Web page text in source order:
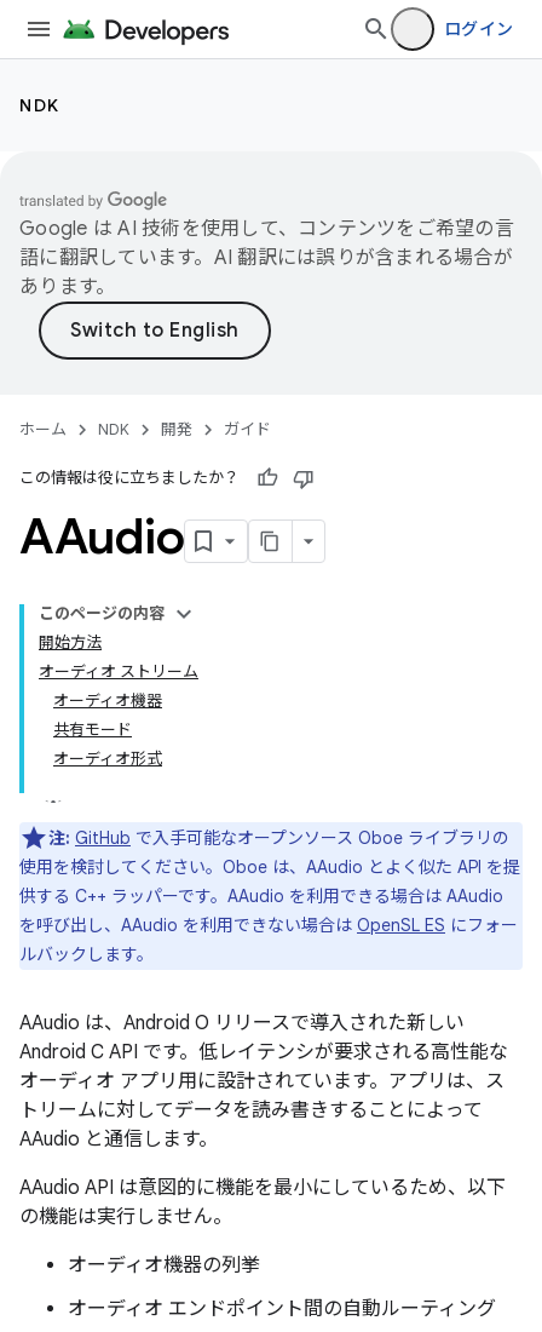
ログイン
NDK
Google は AI 技術を使用して、コンテンツをご希望の言
語に翻訳しています。AI 翻訳には誤りが含まれる場合が
あります。
ホーム NDK 開発 ガイド
この情報は役に立ちましたか？
AAudio
このページの内容
開始方法
オーディオ ストリーム
オーディオ機器
共有モード
オーディオ形式
注: GitHub で入手可能なオープンソース Oboe ライブラリの
使用を検討してください。Oboe は、AAudio とよく似た API を提
供する C++ ラッパーです。AAudio を利用できる場合は AAudio
を呼び出し、AAudio を利用できない場合は OpenSL ES にフォー
ルバックします。
AAudio は、Android O リリースで導入された新しい
Android C API です。低レイテンシが要求される高性能な
オーディオ アプリ用に設計されています。アプリは、ス
トリームに対してデータを読み書きすることによって
AAudio と通信します。
AAudio API は意図的に機能を最小にしているため、以下
の機能は実行しません。
オーディオ機器の列挙
オーディオ エンドポイント間の自動ルーティング